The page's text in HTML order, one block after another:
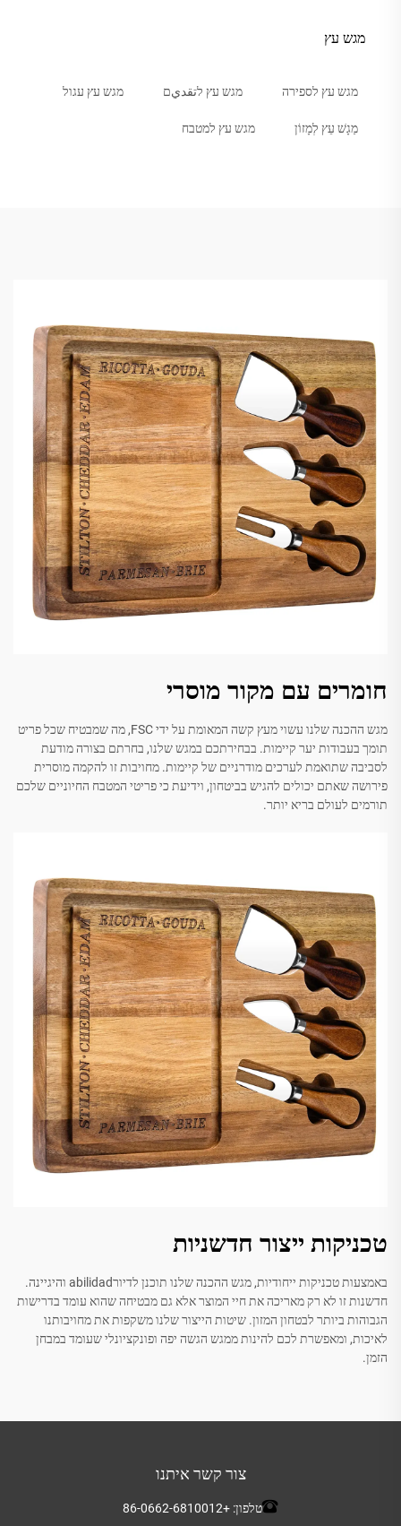
מגש עץ
מגש עץ לספירה מגש עץ לتقديם מגש עץ עגול
מַגָשׁ עֵץ לְמָזוֹן מגש עץ למטבח
חומרים עם מקור מוסרי
מגש ההכנה שלנו עשוי מעץ קשה המאומת על ידי FSC, מה שמבטיח שכל פריט
תומך בעבודות יער קיימות. בבחירתכם במגש שלנו, בחרתם בצורה מודעת
לסביבה שתואמת לערכים מודרניים של קיימות. מחויבות זו להקמה מוסרית
פירושה שאתם יכולים להגיש בביטחון, וידיעת כי פריטי המטבח החיוניים שלכם
תורמים לעולם בריא יותר.
טכניקות ייצור חדשניות
באמצעות טכניקות ייחודיות, מגש ההכנה שלנו תוכנן לדיורabilidad והיגיינה.
חדשנות זו לא רק מאריכה את חיי המוצר אלא גם מבטיחה שהוא עומד בדרישות
הגבוהות ביותר לבטחון המזון. שיטות הייצור שלנו משקפות את מחויבותנו
לאיכות, ומאפשרת לכם להינות ממגש הגשה יפה ופונקציונלי שעומד במבחן
הזמן.
צור קשר איתנו
טלפון: +86-0662-6810012